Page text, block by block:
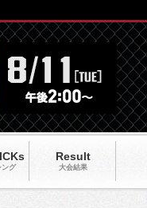
ング
Result
大会結果